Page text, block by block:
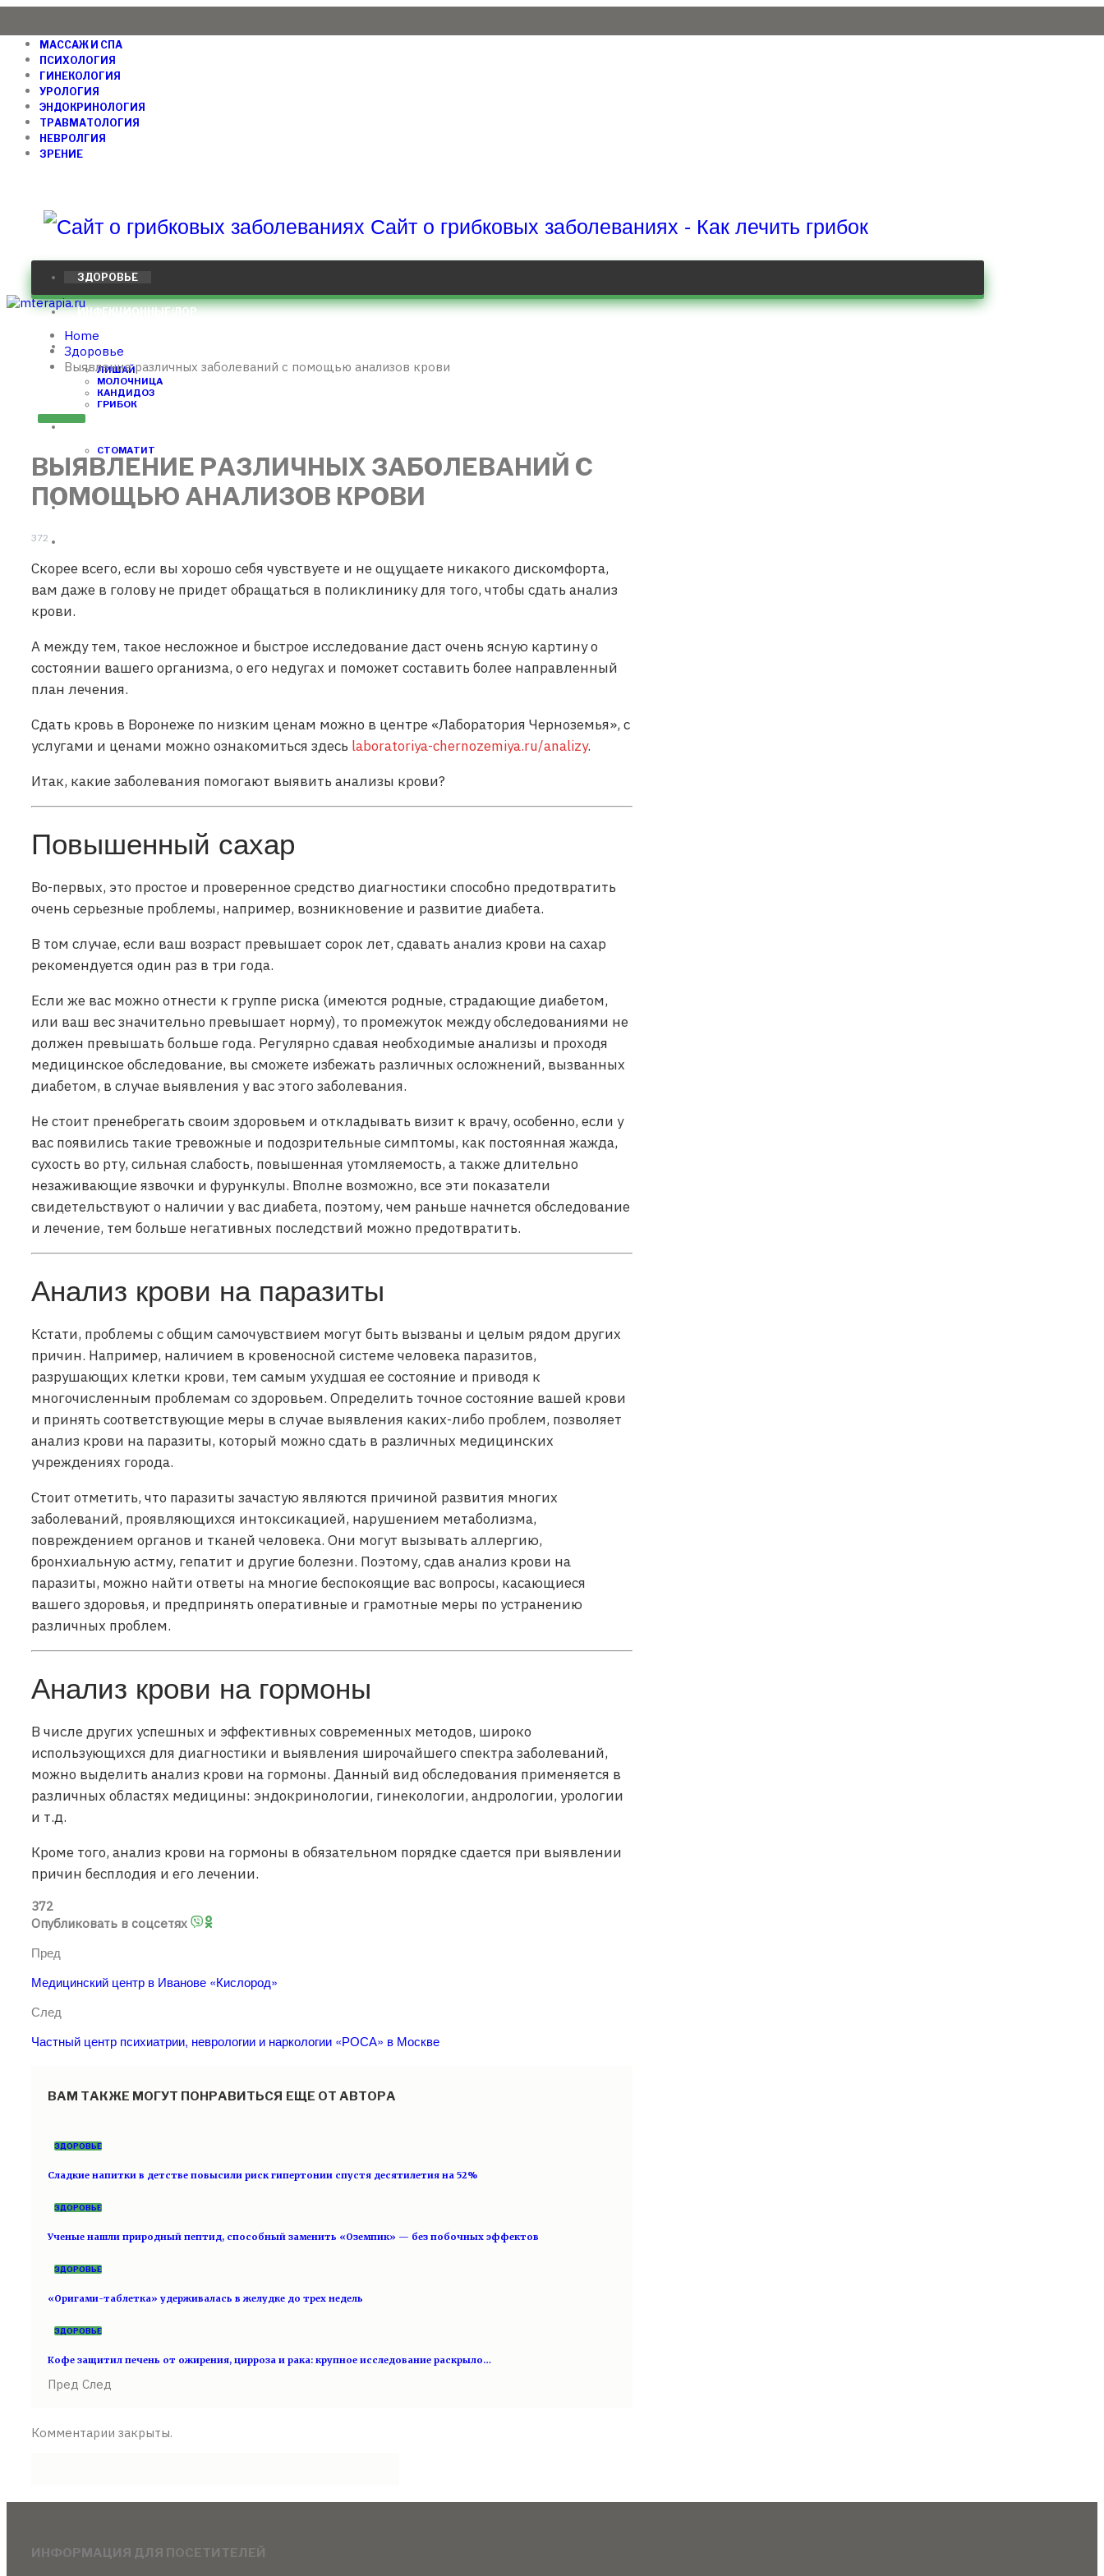
МАССАЖ И СПА
ПСИХОЛОГИЯ
ГИНЕКОЛОГИЯ
УРОЛОГИЯ
ЭНДОКРИНОЛОГИЯ
ТРАВМАТОЛОГИЯ
НЕВРОЛГИЯ
ЗРЕНИЕ
Сайт о грибковых заболеваниях - Как лечить грибок
ЗДОРОВЬЕ
ИНФЕКЦИОННЫЕ/ЛОР
ДЕРМАТОЛОГИЯ
ЛИШАЙ
МОЛОЧНИЦА
КАНДИДОЗ
ГРИБОК
СТОМАТОЛОГИЯ
СТОМАТИТ
ОРТОПЕДИЯ
ОНКОЛОГИЯ
Home
Здоровье
Выявление различных заболеваний с помощью анализов крови
ЗДОРОВЬЕ
ВЫЯВЛЕНИЕ РАЗЛИЧНЫХ ЗАБОЛЕВАНИЙ С
ПОМОЩЬЮ АНАЛИЗОВ КРОВИ
372
Скорее всего, если вы хорошо себя чувствуете и не ощущаете никакого дискомфорта,
вам даже в голову не придет обращаться в поликлинику для того, чтобы сдать анализ
крови.
А между тем, такое несложное и быстрое исследование даст очень ясную картину о
состоянии вашего организма, о его недугах и поможет составить более направленный
план лечения.
Сдать кровь в Воронеже по низким ценам можно в центре «Лаборатория Черноземья», с
услугами и ценами можно ознакомиться здесь laboratoriya-chernozemiya.ru/analizy.
Итак, какие заболевания помогают выявить анализы крови?
Повышенный сахар
Во-первых, это простое и проверенное средство диагностики способно предотвратить
очень серьезные проблемы, например, возникновение и развитие диабета.
В том случае, если ваш возраст превышает сорок лет, сдавать анализ крови на сахар
рекомендуется один раз в три года.
Если же вас можно отнести к группе риска (имеются родные, страдающие диабетом,
или ваш вес значительно превышает норму), то промежуток между обследованиями не
должен превышать больше года. Регулярно сдавая необходимые анализы и проходя
медицинское обследование, вы сможете избежать различных осложнений, вызванных
диабетом, в случае выявления у вас этого заболевания.
Не стоит пренебрегать своим здоровьем и откладывать визит к врачу, особенно, если у
вас появились такие тревожные и подозрительные симптомы, как постоянная жажда,
сухость во рту, сильная слабость, повышенная утомляемость, а также длительно
незаживающие язвочки и фурункулы. Вполне возможно, все эти показатели
свидетельствуют о наличии у вас диабета, поэтому, чем раньше начнется обследование
и лечение, тем больше негативных последствий можно предотвратить.
Анализ крови на паразиты
Кстати, проблемы с общим самочувствием могут быть вызваны и целым рядом других
причин. Например, наличием в кровеносной системе человека паразитов,
разрушающих клетки крови, тем самым ухудшая ее состояние и приводя к
многочисленным проблемам со здоровьем. Определить точное состояние вашей крови
и принять соответствующие меры в случае выявления каких-либо проблем, позволяет
анализ крови на паразиты, который можно сдать в различных медицинских
учреждениях города.
Стоит отметить, что паразиты зачастую являются причиной развития многих
заболеваний, проявляющихся интоксикацией, нарушением метаболизма,
повреждением органов и тканей человека. Они могут вызывать аллергию,
бронхиальную астму, гепатит и другие болезни. Поэтому, сдав анализ крови на
паразиты, можно найти ответы на многие беспокоящие вас вопросы, касающиеся
вашего здоровья, и предпринять оперативные и грамотные меры по устранению
различных проблем.
Анализ крови на гормоны
В числе других успешных и эффективных современных методов, широко
использующихся для диагностики и выявления широчайшего спектра заболеваний,
можно выделить анализ крови на гормоны. Данный вид обследования применяется в
различных областях медицины: эндокринологии, гинекологии, андрологии, урологии
и т.д.
Кроме того, анализ крови на гормоны в обязательном порядке сдается при выявлении
причин бесплодия и его лечении.
372
Опубликовать в соцсетях
Пред
Медицинский центр в Иванове «Кислород»
След
Частный центр психиатрии, неврологии и наркологии «РОСА» в Москве
ВАМ ТАКЖЕ МОГУТ ПОНРАВИТЬСЯ ЕЩЕ ОТ АВТОРА
ЗДОРОВЬЕ
Сладкие напитки в детстве повысили риск гипертонии спустя десятилетия на 52%
ЗДОРОВЬЕ
Ученые нашли природный пептид, способный заменить «Оземпик» — без побочных эффектов
ЗДОРОВЬЕ
«Оригами-таблетка» удерживалась в желудке до трех недель
ЗДОРОВЬЕ
Кофе защитил печень от ожирения, цирроза и рака: крупное исследование раскрыло…
Пред След
Комментарии закрыты.
ИНФОРМАЦИЯ ДЛЯ ПОСЕТИТЕЛЕЙ